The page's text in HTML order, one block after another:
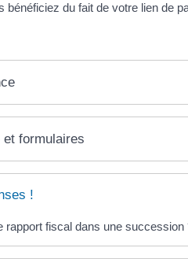
bénéficiez du fait de votre lien de
formulaires
!
rapport fiscal dans une succession